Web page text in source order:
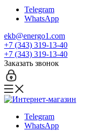
Telegram
WhatsApp
ekb@energo1.com
+7 (343) 319-13-40
+7 (343) 319-13-40
Заказать звонок
Telegram
WhatsApp